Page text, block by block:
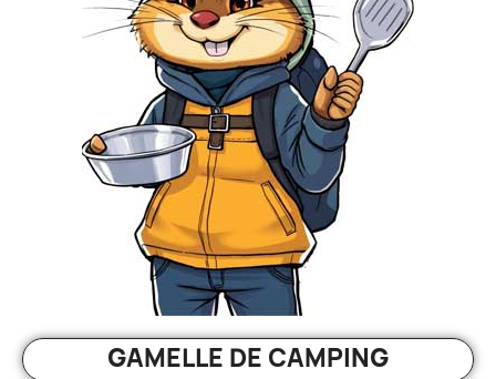
GAMELLE DE CAMPING